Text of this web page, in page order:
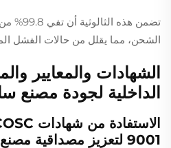
تضمن هذه
الشحن، مما يقلل من حالات الفشل
الشهادات والمعايير
الداخلية لجودة مصنع
9001 لتعزيز مصداقية مصنع الساعات